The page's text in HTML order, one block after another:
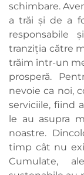
schimbare.
a trăi și de a
responsabile
tranziția către
trăim într-un
prosperă.
nevoie ca noi,
serviciile, fiind
le au asupra
noastre.
timp cât nu
Cumulate,